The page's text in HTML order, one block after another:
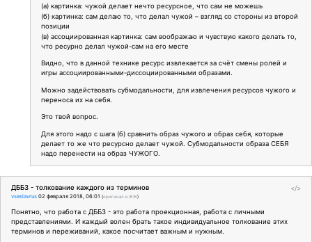
(а) картинка: чужой делает нечто ресурсное, что сам не можешь
(б) картинка: сам делаю то, что делал чужой – взгляд со стороны из второй
позиции
(в) ассоциированная картинка: сам воображаю и чувствую какого делать то,
что ресурно делал чужой-сам на его месте
Видно, что в данной технике ресурс извлекается за счёт смены ролей и
игры ассоциированными-диссоциированными образами.
Можно задействовать субмодальности, для извлечения ресурсов чужого и
переноса их на себя.
Это твой вопрос.
Для этого надо с шага (б) сравнить образ чужого и образ себя, которые
делает то же что ресурсно делает чужой. Субмодальности образа СЕБЯ
надо перенести на образ ЧУЖОГО.
</>
ДББЗ - толкование каждого из терминов
vseslavrus 02 февраля 2018, 06:01 (оригинал в ЖЖ)
Понятно, что работа с ДББЗ - это работа проекционная, работа с личными
представлениями. И каждый волен брать такое индивидуальное толкование этих
терминов и переживаний, какое посчитает важным и нужным.